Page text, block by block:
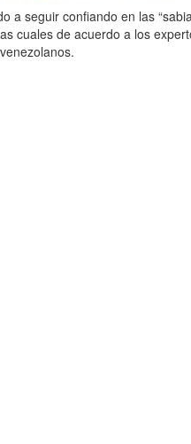
a seguir confiando en las
cuales de acuerdo a los